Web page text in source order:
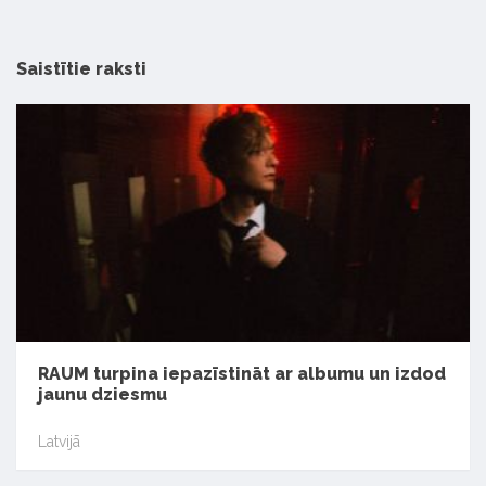
Saistītie raksti
RAUM turpina iepazīstināt ar albumu un izdod
jaunu dziesmu
Latvijā